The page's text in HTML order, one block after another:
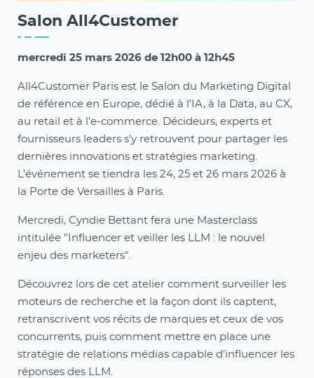
Salon All4Customer
mercredi 25 mars 2026 de 12h00 à 12h45
All4Customer Paris est le Salon du Marketing Digital
de référence en Europe, dédié à l’IA, à la Data, au CX,
au retail et à l’e-commerce. Décideurs, experts et
fournisseurs leaders s’y retrouvent pour partager les
dernières innovations et stratégies marketing.
L’événement se tiendra les 24, 25 et 26 mars 2026 à
la Porte de Versailles à Paris.
Mercredi, Cyndie Bettant fera une Masterclass
intitulée "Influencer et veiller les LLM : le nouvel
enjeu des marketers".
Découvrez lors de cet atelier comment surveiller les
moteurs de recherche et la façon dont ils captent,
retranscrivent vos récits de marques et ceux de vos
concurrents, puis comment mettre en place une
stratégie de relations médias capable d’influencer les
réponses des LLM.